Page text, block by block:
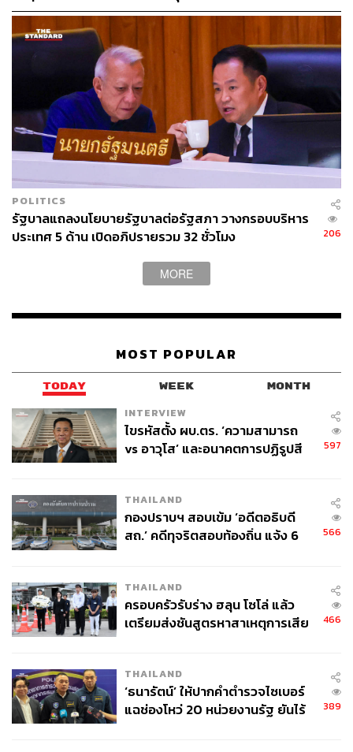
ให้รัฐบาลลืมคำพูดต่อประชาชน
POLITICS
รัฐบาลแถลงนโยบายรัฐบาลต่อรัฐสภา วางกรอบบริหาร
ประเทศ 5 ด้าน เปิดอภิปรายรวม 32 ชั่วโมง
206
MORE
MOST POPULAR
TODAY WEEK MONTH
INTERVIEW
ไขรหัสตั้ง ผบ.ตร. ‘ความสามารถ
vs อาวุโส’ และอนาคตการปฏิรูปสี
597
THAILAND
กองปราบฯ สอบเข้ม ‘อดีตอธิบดี
สถ.’ คดีทุจริตสอบท้องถิ่น แจ้ง 6
566
THAILAND
ครอบครัวรับร่าง ฮลุน โซโล่ แล้ว
เตรียมส่งชันสูตรหาสาเหตุการเสีย
466
THAILAND
‘ธนารัตน์’ ให้ปากคำตำรวจไซเบอร์
แฉช่องโหว่ 20 หน่วยงานรัฐ ยันไร้
389